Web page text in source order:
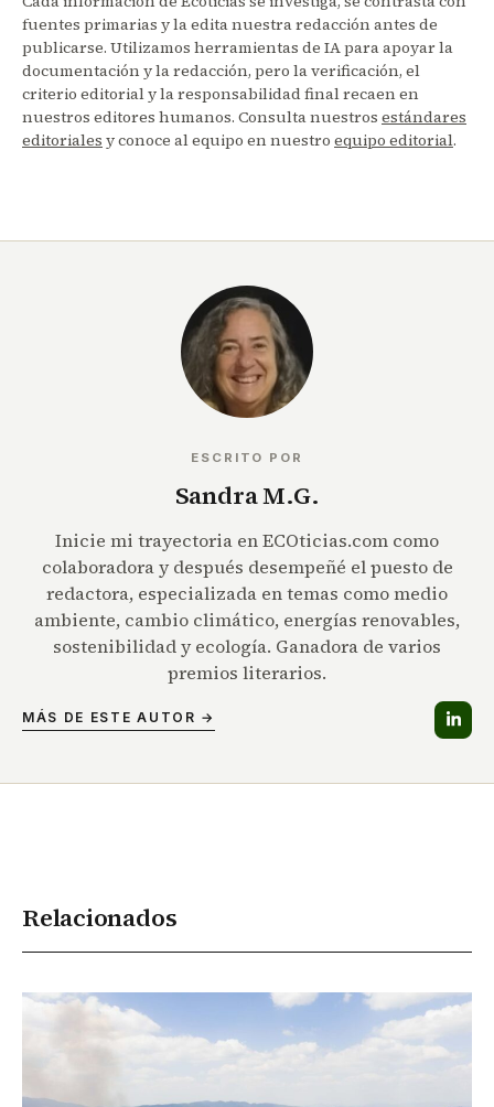
fuentes primarias y la edita nuestra redacción antes de
publicarse. Utilizamos herramientas de IA para apoyar la
documentación y la redacción, pero la verificación, el
criterio editorial y la responsabilidad final recaen en
nuestros editores humanos. Consulta nuestros estándares
editoriales y conoce al equipo en nuestro equipo editorial.
ESCRITO POR
Sandra M.G.
Inicie mi trayectoria en ECOticias.com como
colaboradora y después desempeñé el puesto de
redactora, especializada en temas como medio
ambiente, cambio climático, energías renovables,
sostenibilidad y ecología. Ganadora de varios
premios literarios.
MÁS DE ESTE AUTOR →
Relacionados